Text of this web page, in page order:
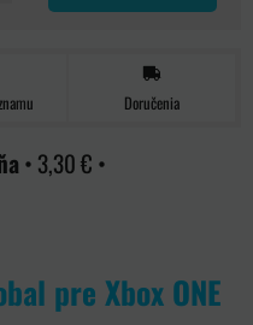
Doručenia
• 3,30 € •
pre Xbox ONE